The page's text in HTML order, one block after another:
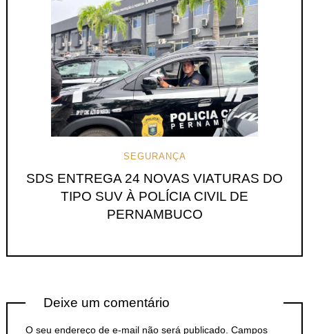
SEGURANÇA
SDS ENTREGA 24 NOVAS VIATURAS DO
TIPO SUV À POLÍCIA CIVIL DE
PERNAMBUCO
Deixe um comentário
O seu endereço de e-mail não será publicado. Campos